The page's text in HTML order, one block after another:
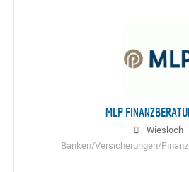
MLP
Wiesloch
Banken/Versicherungen/